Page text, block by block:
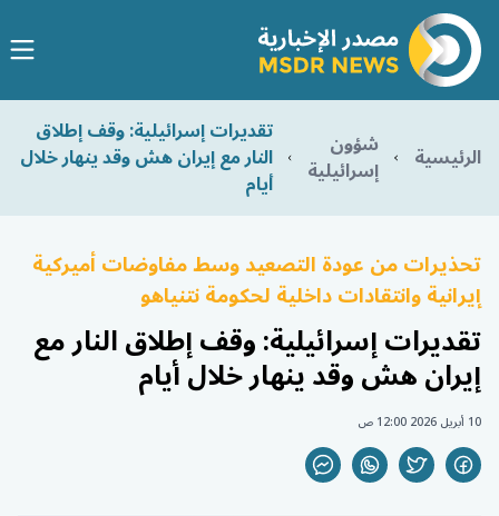
الرئيسية شؤون
إسرائيلية
تقديرات إسرائيلية: وقف إطلاق
النار مع إيران هش وقد ينهار خلال
أيام
تحذيرات من عودة التصعيد وسط مفاوضات أميركية
إيرانية وانتقادات داخلية لحكومة نتنياهو
تقديرات إسرائيلية: وقف إطلاق النار مع
إيران هش وقد ينهار خلال أيام
10 أبريل 2026 12:00 ص